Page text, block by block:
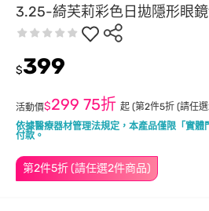
3.25-綺芙莉彩色日拋隱形眼
依據醫療器材管理法規定，本產品僅限「實體
付款。
第2件5折 (請任選2件商品)
$399
活動價$299 75折 起 (第2件5折 (請任